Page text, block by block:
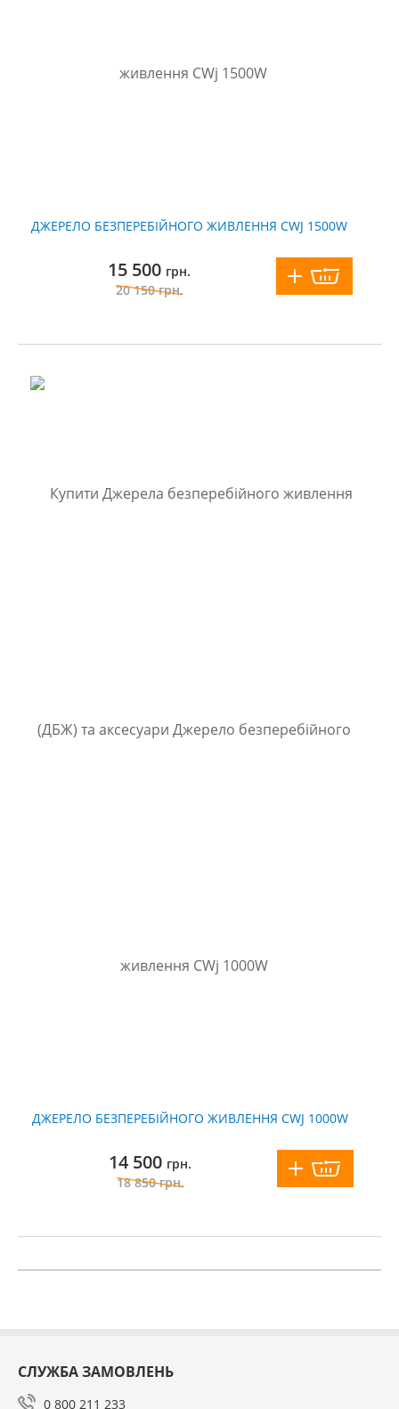
ДЖЕРЕЛО БЕЗПЕРЕБІЙНОГО ЖИВЛЕННЯ CWJ 1500W
15 500 грн.
20 150грн.
ДЖЕРЕЛО БЕЗПЕРЕБІЙНОГО ЖИВЛЕННЯ CWJ 1000W
14 500 грн.
18 850грн.
СЛУЖБА ЗАМОВЛЕНЬ
0 800 211 233